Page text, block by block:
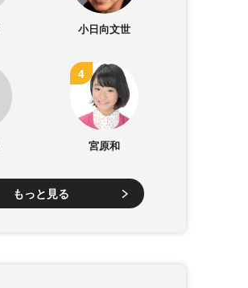
小日向文世
宮原和
もっと見る